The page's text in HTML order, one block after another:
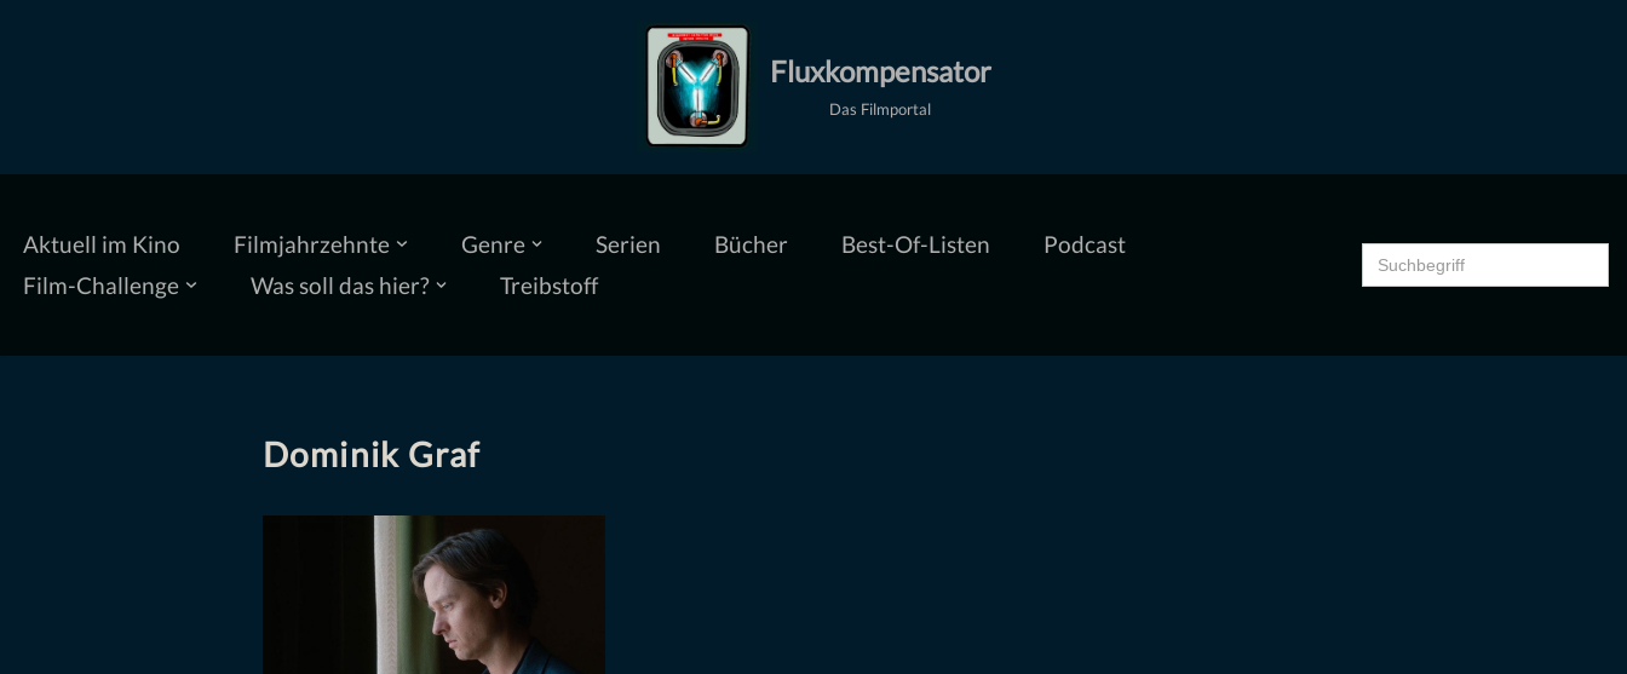
Fluxkompensator
Das Filmportal
Aktuell im Kino Filmjahrzehnte Genre Serien Bücher Best-Of-Listen
Podcast
Film-Challenge
Was soll das hier? Treibstoff
Search
for:
Dominik Graf